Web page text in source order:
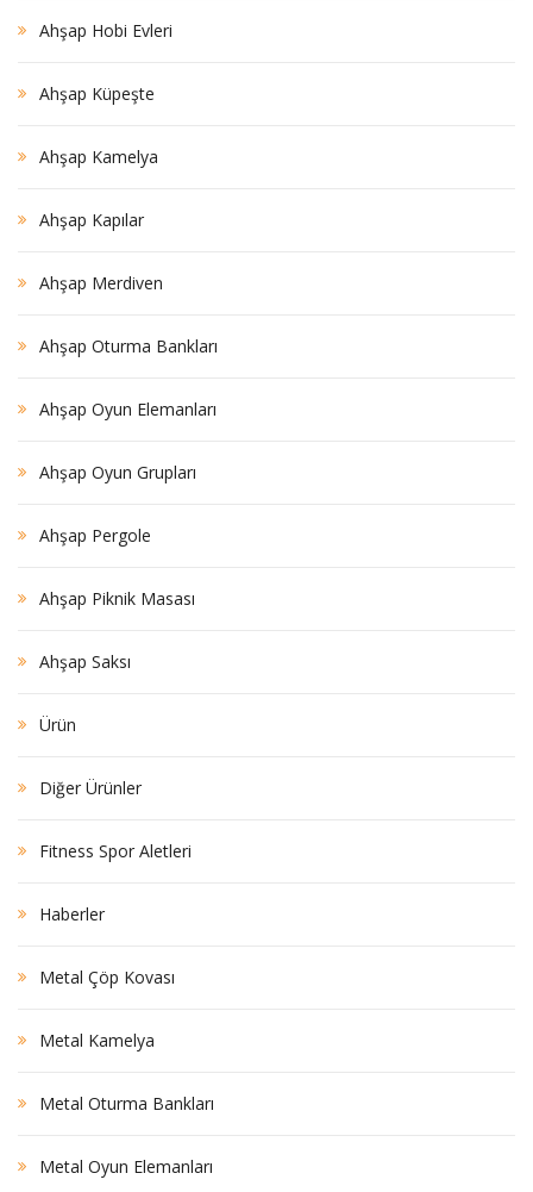
Ahşap Hobi Evleri
Ahşap Küpeşte
Ahşap Kamelya
Ahşap Kapılar
Ahşap Merdiven
Ahşap Oturma Bankları
Ahşap Oyun Elemanları
Ahşap Oyun Grupları
Ahşap Pergole
Ahşap Piknik Masası
Ahşap Saksı
Ürün
Diğer Ürünler
Fitness Spor Aletleri
Haberler
Metal Çöp Kovası
Metal Kamelya
Metal Oturma Bankları
Metal Oyun Elemanları